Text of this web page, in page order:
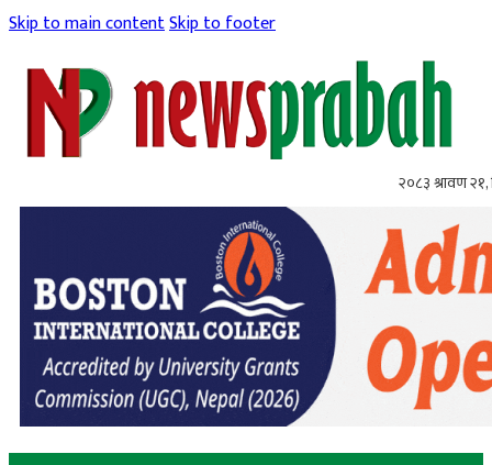
Skip to main contentSkip to footer
२०८३ श्रावण २१,